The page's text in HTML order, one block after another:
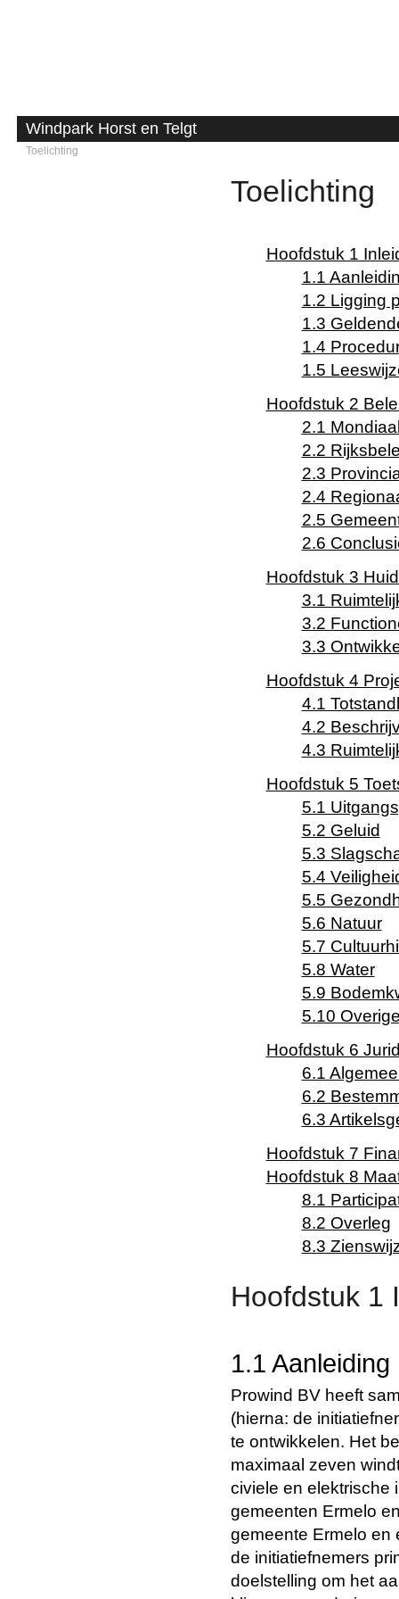
Windpark Horst en Telgt
Toelichting
Toelichting
Hoofdstuk 1
1.1
1.2 Ligging
1.3
1.4
1.5
Hoofdstuk 2
2.1
2.2
2.3
2.4
2.5
2.6
Hoofdstuk 3
3.1
3.2
3.3
Hoofdstuk 4
4.1
4.2
4.3
Hoofdstuk 5
5.1
5.2 Geluid
5.3
5.4
5.5
5.6 Natuur
5.7
5.8 Water
5.9
5.10
Hoofdstuk 6
6.1
6.2
6.3
Hoofdstuk 7
Hoofdstuk 8
8.1
8.2 Overleg
8.3
Hoofdstuk 1
1.1 Aanleiding
Prowind BV heeft
(hierna: de
te ontwikkelen. Het
maximaal zeven
civiele en elektrische
gemeenten Ermelo
gemeente Ermelo en
de initiatiefnemers
doelstelling om het